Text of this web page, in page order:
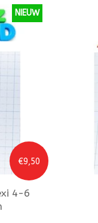
€9,50
NIEUW
4-6